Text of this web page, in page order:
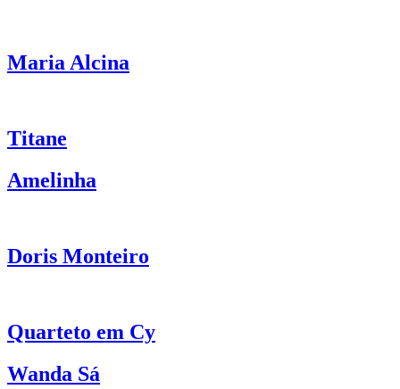
Maria Alcina
Titane
Amelinha
Doris Monteiro
Quarteto em Cy
Wanda Sá